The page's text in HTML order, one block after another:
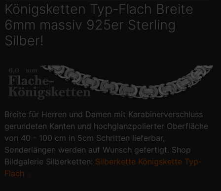
Königsketten Typ-Flach Breite
6mm massiv 925er Sterling
Silber!
Breite für Herren und Damen mit Karabinerverschluss
gerundeten Kanten und hochglanzpolierter Oberfläche
von 40 - 100 cm in 5cm Schritten lieferbar,
Sonderlängen werden auf Wunsch gefertigt. Shop
Bildgalerie Silberketten: Silberkette Königskette Typ-
Flach